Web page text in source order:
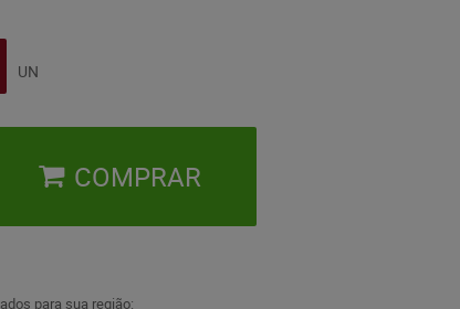
UN
COMPRAR
para sua região: